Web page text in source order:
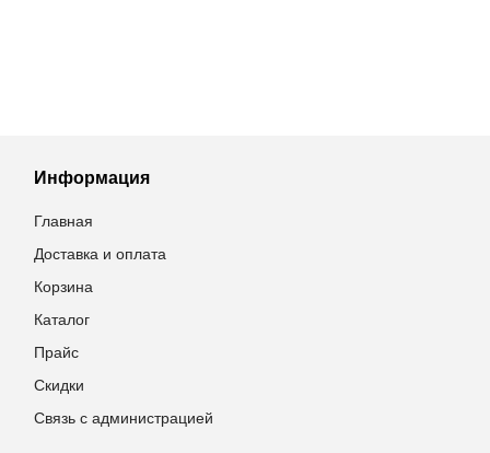
Информация
Главная
Доставка и оплата
Корзина
Каталог
Прайс
Скидки
Связь с администрацией